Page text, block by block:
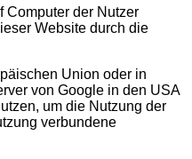
Computer der Nutzer
Website durch die
Union oder in
von Google in den USA
um die Nutzung der
verbundene